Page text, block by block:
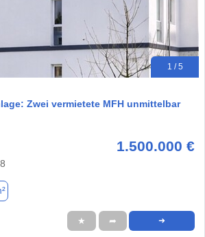
1 / 5
Zwei vermietete MFH unmittelbar
1.500.000 €
★ ➦ ➜